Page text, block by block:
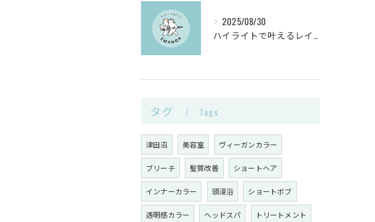
2025/08/30
ハイライトで叶えるレイヤーカットと白髪ぼかしのヴィーガンカラー活用術
タグ Tags
津田沼 美容室 ヴィーガンカラー
ブリーチ 髪質改善 ショートヘア
インナーカラー 頭浸浴 ショートボブ
透明感カラー ヘッドスパ トリートメント